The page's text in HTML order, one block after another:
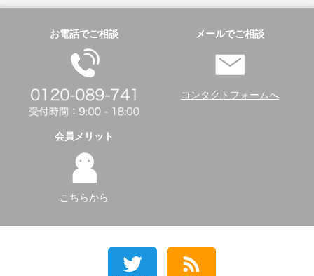
お電話でご相談 メールでご相談
コンタクトフォームへ
会員メリット
こちらから